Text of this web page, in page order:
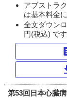
アブストラ
は基本料金
全文ダウン
円(税込) です
第53回日本心臓